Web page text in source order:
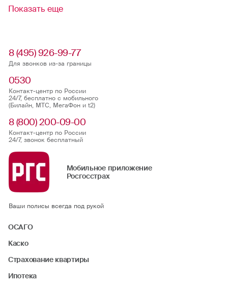
Показать еще
8 (495) 926-99-77
Для звонков из-за границы
0530
Контакт-центр по России
24/7, бесплатно с мобильного
(Билайн, МТС, МегаФон и t2)
8 (800) 200-09-00
Контакт-центр по России
24/7, звонок бесплатный
Мобильное приложение
Росгосстрах
Ваши полисы всегда под рукой
ОСАГО
Каско
Страхование квартиры
Ипотека